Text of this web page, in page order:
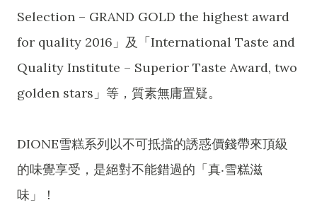
Selection – GRAND GOLD the highest award
for quality 2016」及「International Taste and
Quality Institute – Superior Taste Award, two
golden stars」等，質素無庸置疑。
DIONE雪糕系列以不可抵擋的誘惑價錢帶來頂級
的味覺享受，是絕對不能錯過的「真‧雪糕滋
味」！